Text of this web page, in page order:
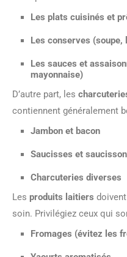
Les plats cuisinés et
Les conserves (soupe,
Les sauces et
mayonnaise)
D’autre part, les
contiennent généralement
Jambon et bacon
Saucisses et
Charcuteries diverses
Les produits laitiers
soin. Privilégiez ceux qui
Fromages (évitez les